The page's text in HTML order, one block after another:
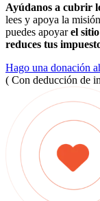
Ayúdanos a cubrir
lees y apoya la
puedes apoyarel
reduces tus
Hago una donación
( Con deducción de